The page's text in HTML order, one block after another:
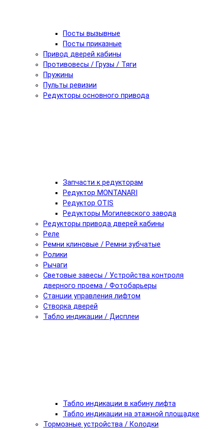
Посты вызывные
Посты приказные
Привод дверей кабины
Противовесы / Грузы / Тяги
Пружины
Пульты ревизии
Редукторы основного привода
Запчасти к редукторам
Редуктор MONTANARI
Редуктор OTIS
Редукторы Могилевского завода
Редукторы привода дверей кабины
Реле
Ремни клиновые / Ремни зубчатые
Ролики
Рычаги
Световые завесы / Устройства контроля
дверного проема / Фотобарьеры
Станции управления лифтом
Створка дверей
Табло индикации / Дисплеи
Табло индикации в кабину лифта
Табло индикации на этажной площадке
Тормозные устройства / Колодки